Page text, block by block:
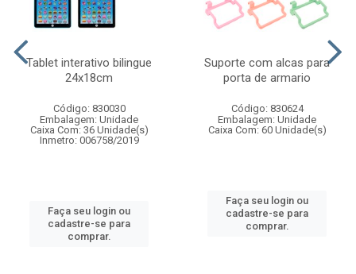
Tablet interativo bilingue
24x18cm
Código: 830030
Embalagem: Unidade
Caixa Com: 36 Unidade(s)
Inmetro: 006758/2019
Faça seu login ou
cadastre-se para
comprar.
Suporte com alcas para
porta de armario
Código: 830624
Embalagem: Unidade
Caixa Com: 60 Unidade(s)
Faça seu login ou
cadastre-se para
comprar.